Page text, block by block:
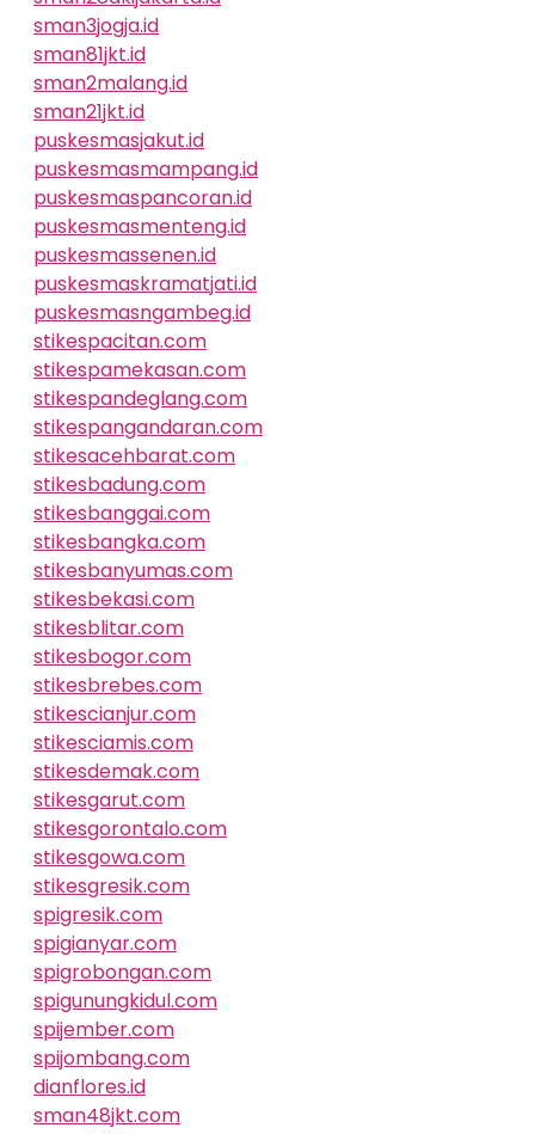
sman3jogja.id
sman81jkt.id
sman2malang.id
sman21jkt.id
puskesmasjakut.id
puskesmasmampang.id
puskesmaspancoran.id
puskesmasmenteng.id
puskesmassenen.id
puskesmaskramatjati.id
puskesmasngambeg.id
stikespacitan.com
stikespamekasan.com
stikespandeglang.com
stikespangandaran.com
stikesacehbarat.com
stikesbadung.com
stikesbanggai.com
stikesbangka.com
stikesbanyumas.com
stikesbekasi.com
stikesblitar.com
stikesbogor.com
stikesbrebes.com
stikescianjur.com
stikesciamis.com
stikesdemak.com
stikesgarut.com
stikesgorontalo.com
stikesgowa.com
stikesgresik.com
spigresik.com
spigianyar.com
spigrobongan.com
spigunungkidul.com
spijember.com
spijombang.com
dianflores.id
sman48jkt.com